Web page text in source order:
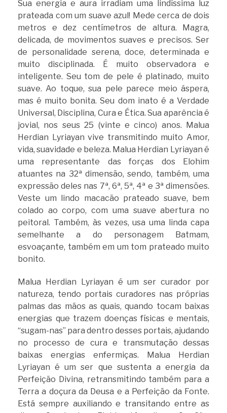
Sua energia e aura irradiam uma lindíssima luz
prateada com um suave azul! Mede cerca de dois
metros e dez centímetros de altura. Magra,
delicada, de movimentos suaves e precisos. Ser
de personalidade serena, doce, determinada e
muito disciplinada. É muito observadora e
inteligente. Seu tom de pele é platinado, muito
suave. Ao toque, sua pele parece meio áspera,
mas é muito bonita. Seu dom inato é a Verdade
Universal, Disciplina, Cura e Ética. Sua aparência é
jovial, nos seus 25 (vinte e cinco) anos. Malua
Herdian Lyriayan vive transmitindo muito Amor,
vida, suavidade e beleza. Malua Herdian Lyriayan é
uma representante das forças dos Elohim
atuantes na 32ª dimensão, sendo, também, uma
expressão deles nas 7ª, 6ª, 5ª, 4ª e 3ª dimensões.
Veste um lindo macacão prateado suave, bem
colado ao corpo, com uma suave abertura no
peitoral. Também, às vezes, usa uma linda capa
semelhante a do personagem Batmam,
esvoaçante, também em um tom prateado muito
bonito.
Malua Herdian Lyriayan é um ser curador por
natureza, tendo portais curadores nas próprias
palmas das mãos as quais, quando tocam baixas
energias que trazem doenças físicas e mentais,
“sugam-nas” para dentro desses portais, ajudando
no processo de cura e transmutação dessas
baixas energias enfermiças. Malua Herdian
Lyriayan é um ser que sustenta a energia da
Perfeição Divina, retransmitindo também para a
Terra a doçura da Deusa e a Perfeição da Fonte.
Está sempre auxiliando e transitando entre as